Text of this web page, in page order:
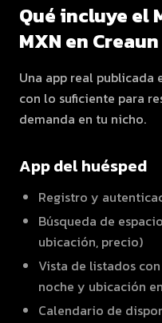
Qué incluye el
MXN en Creaun
Una app real publicada
con lo suficiente para
demanda en tu nicho.
App del huésped
Registro y
Búsqueda de
ubicación, precio)
Vista de listados
noche y ubicación
Calendario de